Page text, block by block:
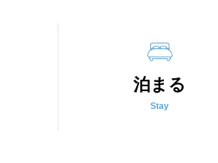
泊まる
Stay